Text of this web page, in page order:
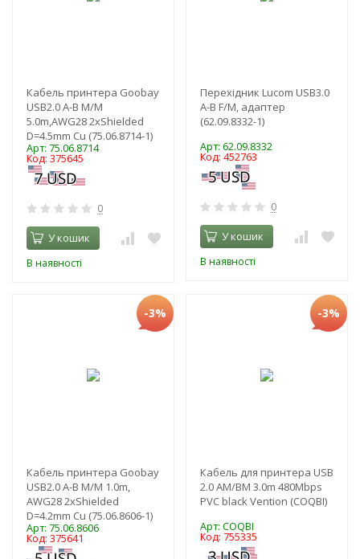
Кабель принтера Goobay
USB2.0 A-B M/M
5.0m,AWG28 2xShielded
D=4.5mm Cu (75.06.8714-1)
Арт: 75.06.8714
Код: 375645
0
У кошик
В наявності
Перехідник Lucom USB3.0
A-B F/M, адаптер
(62.09.8332-1)
Арт: 62.09.8332
Код: 452763
0
У кошик
В наявності
-3%
Кабель принтера Goobay
USB2.0 A-B M/M 1.0m,
AWG28 2xShielded
D=4.2mm Cu (75.06.8606-1)
Арт: 75.06.8606
Код: 375641
-3%
Кабель для принтера USB
2.0 AM/BM 3.0m 480Mbps
PVC black Vention (COQBI)
Арт: COQBI
Код: 755335